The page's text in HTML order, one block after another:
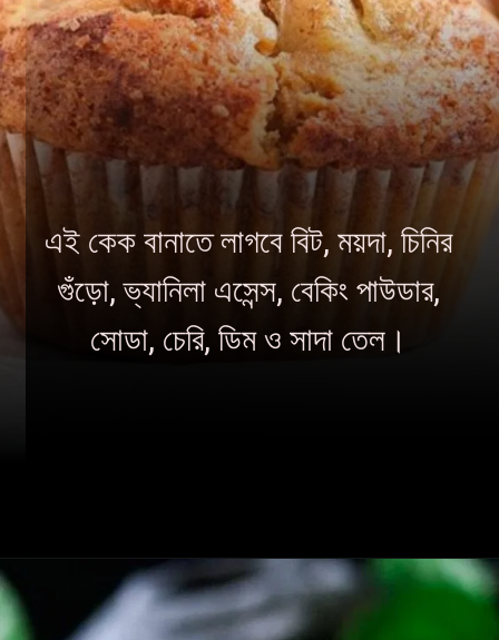
এই কেক বানাতে লাগবে বিট, ময়দা, চিনির
গুঁড়ো, ভ্যানিলা এসেন্স, বেকিং পাউডার,
সোডা, চেরি, ডিম ও সাদা তেল।